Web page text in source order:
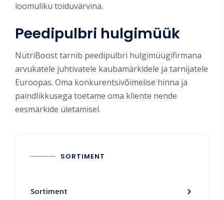
loomuliku toiduvärvina.
Peedipulbri hulgimüük
NutriBoost tarnib peedipulbri hulgimüügifirmana
arvukatele juhtivatele kaubamärkidele ja tarnijatele
Euroopas. Oma konkurentsivõimelise hinna ja
paindlikkusega toetame oma kliente nende
eesmärkide ületamisel.
SORTIMENT
Sortiment